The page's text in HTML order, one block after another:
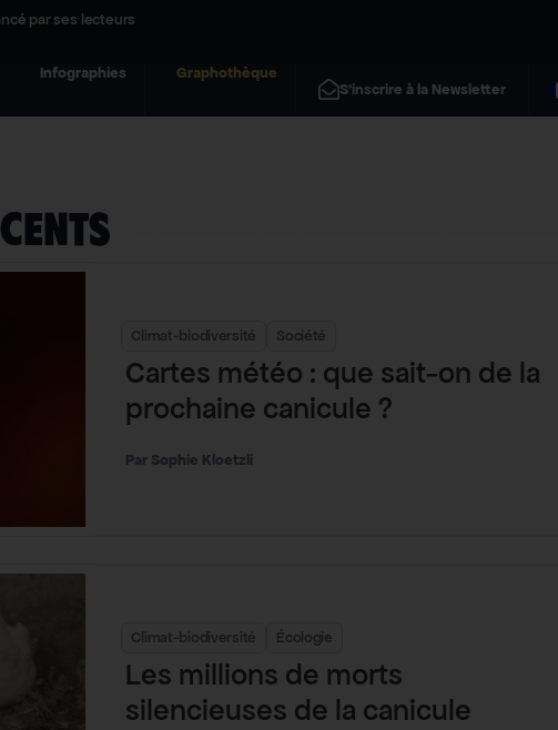
par ses lecteurs
Infographies
Graphothèque
S'inscrire à la Newsletter
Climat-biodiversité Société
Cartes météo : que sait-on de la
prochaine canicule ?
Sophie Kloetzli
Climat-biodiversité Écologie
Les millions de morts
silencieuses de la canicule